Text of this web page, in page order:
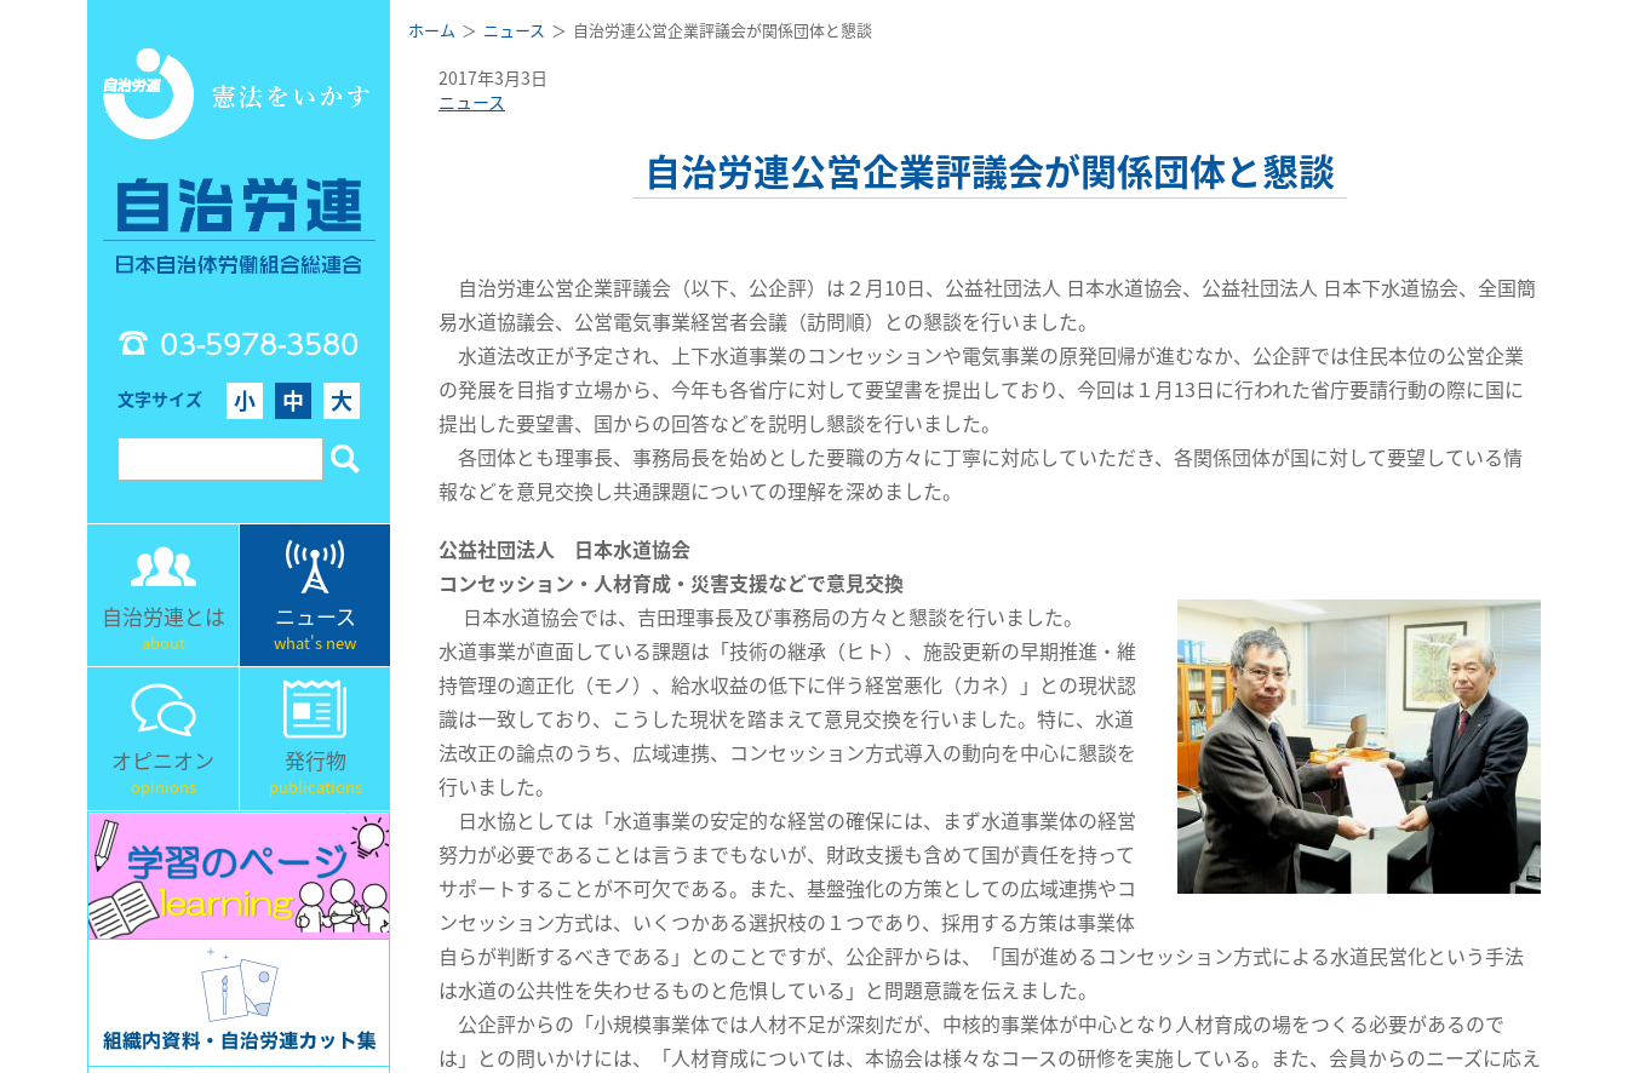
03-5978-3580
文字サイズ 小 中 大
自治労連とは
about
ニュース
what's new
オピニオン
opinions
発行物
publications
ホーム ニュース 自治労連公営企業評議会が関係団体と懇談
2017年3月3日
ニュース
自治労連公営企業評議会が関係団体と懇談
自治労連公営企業評議会（以下、公企評）は２月10日、公益社団法人 日本水道協会、公益社団法人 日本下水道協会、全国簡
易水道協議会、公営電気事業経営者会議（訪問順）との懇談を行いました。
水道法改正が予定され、上下水道事業のコンセッションや電気事業の原発回帰が進むなか、公企評では住民本位の公営企業
の発展を目指す立場から、今年も各省庁に対して要望書を提出しており、今回は１月13日に行われた省庁要請行動の際に国に
提出した要望書、国からの回答などを説明し懇談を行いました。
各団体とも理事長、事務局長を始めとした要職の方々に丁寧に対応していただき、各関係団体が国に対して要望している情
報などを意見交換し共通課題についての理解を深めました。
公益社団法人 日本水道協会
コンセッション・人材育成・災害支援などで意見交換
日本水道協会では、吉田理事長及び事務局の方々と懇談を行いました。
水道事業が直面している課題は「技術の継承（ヒト）、施設更新の早期推進・維
持管理の適正化（モノ）、給水収益の低下に伴う経営悪化（カネ）」との現状認
識は一致しており、こうした現状を踏まえて意見交換を行いました。特に、水道
法改正の論点のうち、広域連携、コンセッション方式導入の動向を中心に懇談を
行いました。
日水協としては「水道事業の安定的な経営の確保には、まず水道事業体の経営
努力が必要であることは言うまでもないが、財政支援も含めて国が責任を持って
サポートすることが不可欠である。また、基盤強化の方策としての広域連携やコ
ンセッション方式は、いくつかある選択枝の１つであり、採用する方策は事業体
自らが判断するべきである」とのことですが、公企評からは、「国が進めるコンセッション方式による水道民営化という手法
は水道の公共性を失わせるものと危惧している」と問題意識を伝えました。
公企評からの「小規模事業体では人材不足が深刻だが、中核的事業体が中心となり人材育成の場をつくる必要があるので
は」との問いかけには、「人材育成については、本協会は様々なコースの研修を実施している。また、会員からのニーズに応え